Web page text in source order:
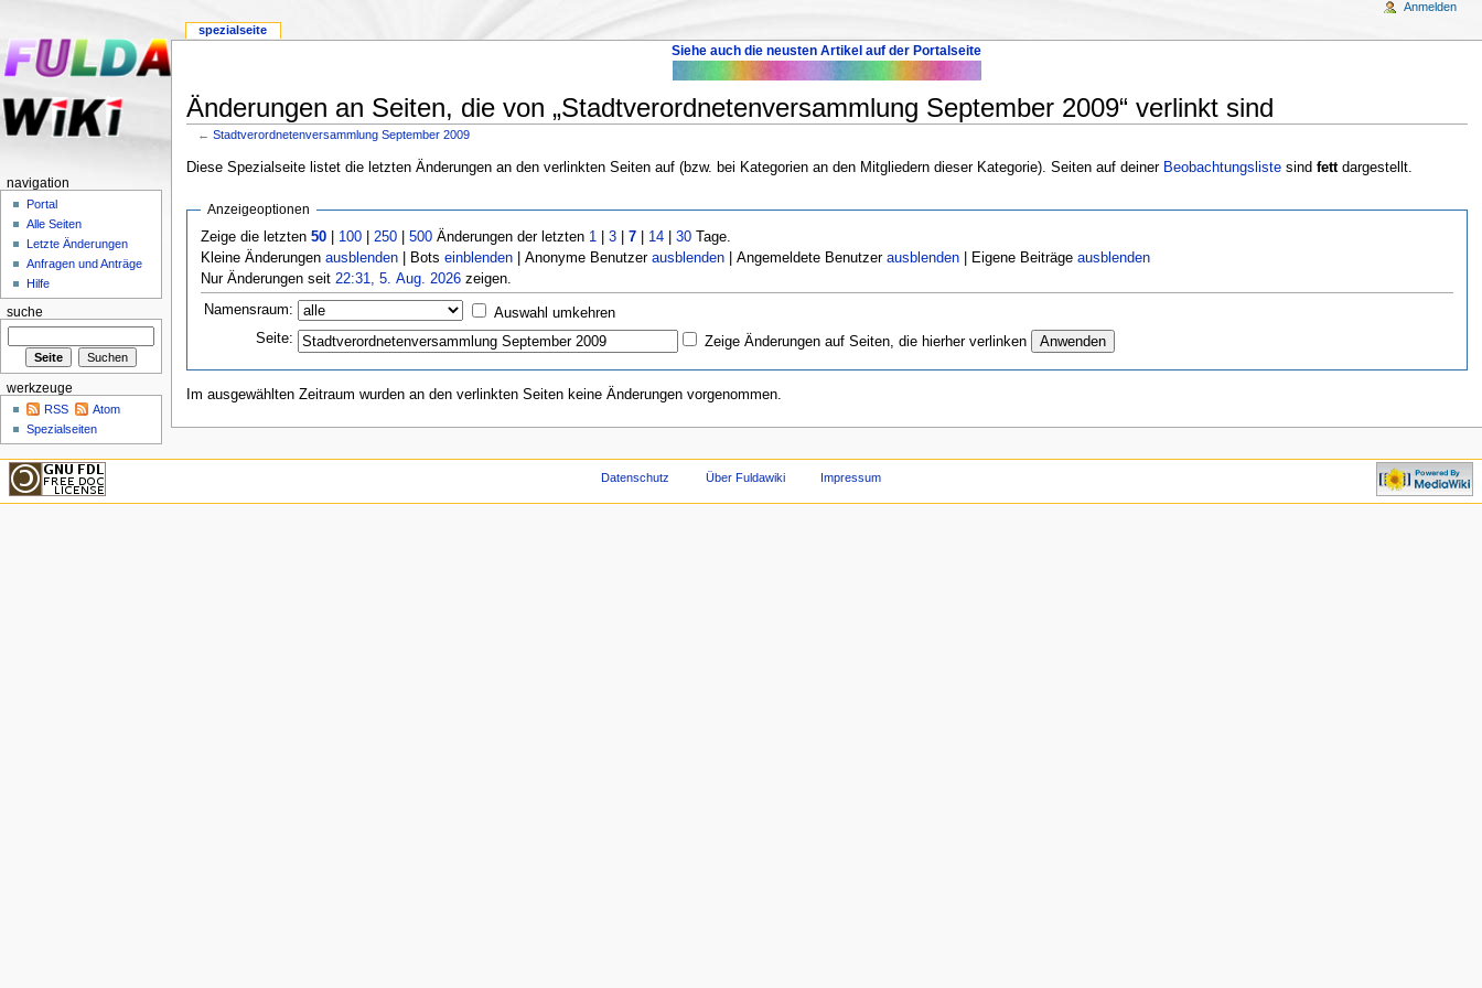
Siehe auch die neusten Artikel auf der Portalseite
Änderungen an Seiten, die von „Stadtverordnetenversammlung September 2009“ verlinkt sind
←Stadtverordnetenversammlung September 2009
Diese Spezialseite listet die letzten Änderungen an den verlinkten Seiten auf (bzw. bei Kategorien an den Mitgliedern dieser Kategorie). Seiten auf deiner Beobachtungslistesind fettdargestellt.
Anzeigeoptionen
Zeige die letzten50 100 250 |500 Änderungen der letzten 1 |3 |7 14 |30 Tage.
Kleine Änderungenausblenden | Botseinblenden | Anonyme Benutzerausblenden | Angemeldete Benutzerausblenden | Eigene Beiträgeausblenden
Nur Änderungen seit 22:31, 5. Aug. 2026 zeigen.
Namensraum:
Auswahl umkehren
Seite:
Zeige Änderungen auf Seiten, die hierher verlinken
Im ausgewählten Zeitraum wurden an den verlinkten Seiten keine Änderungen vorgenommen.
spezialseite
Anmelden
navigation
Portal
Alle Seiten
Letzte Änderungen
Anfragen und Anträge
Hilfe
suche
werkzeuge
RSS
Atom
Spezialseiten
Datenschutz Über Fuldawiki Impressum